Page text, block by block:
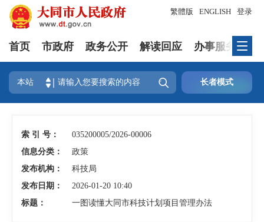
登录
繁體版 ENGLISH
首页 市政府 政务公开 解读回应 办事服务
本站  长者模式
索 引 号：
035200005/2026-00006
信息分类：
政策
发布机构：
科技局
发布日期：
2026-01-20 10:40
标题：
一图读懂大同市科技计划项目管理办法